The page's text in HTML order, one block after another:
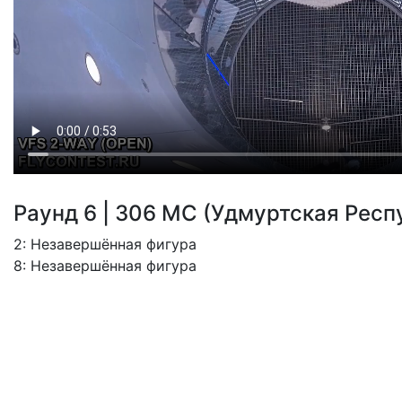
Раунд 6 | 306 МС (Удмуртская
2: Незавершённая фигура
8: Незавершённая фигура